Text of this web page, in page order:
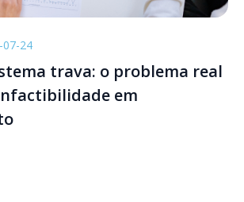
07-24
trava: o problema real
em